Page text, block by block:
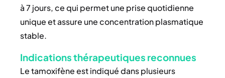
à 7 jours, ce qui permet une prise quotidienne
unique et assure une concentration plasmatique
stable.
Indications thérapeutiques reconnues
Le tamoxifène est indiqué dans plusieurs